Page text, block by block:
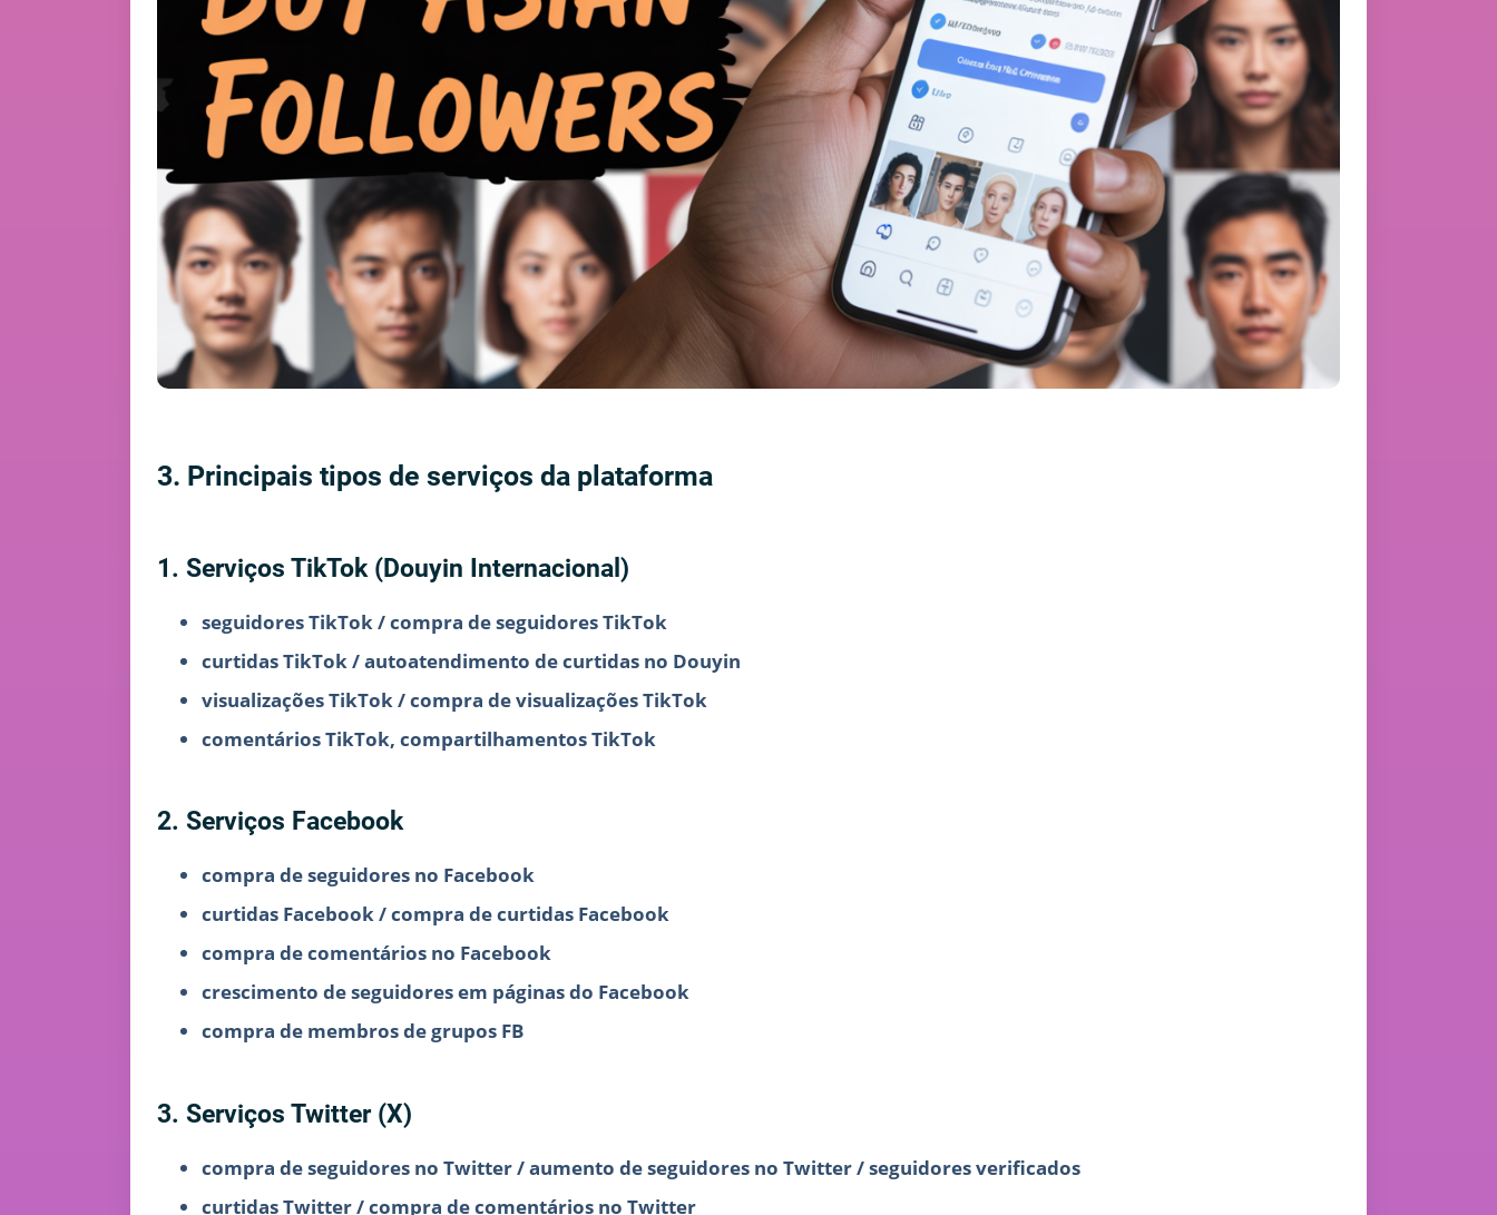
3. Principais tipos de serviços da plataforma
1. Serviços TikTok (Douyin Internacional)
seguidores TikTok / compra de seguidores TikTok
curtidas TikTok / autoatendimento de curtidas no Douyin
visualizações TikTok / compra de visualizações TikTok
comentários TikTok, compartilhamentos TikTok
2. Serviços Facebook
compra de seguidores no Facebook
curtidas Facebook / compra de curtidas Facebook
compra de comentários no Facebook
crescimento de seguidores em páginas do Facebook
compra de membros de grupos FB
3. Serviços Twitter (X)
compra de seguidores no Twitter / aumento de seguidores no Twitter / seguidores verificados
curtidas Twitter / compra de comentários no Twitter